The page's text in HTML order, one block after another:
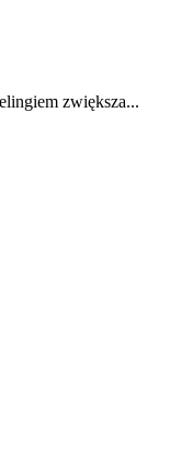
zwiększa...